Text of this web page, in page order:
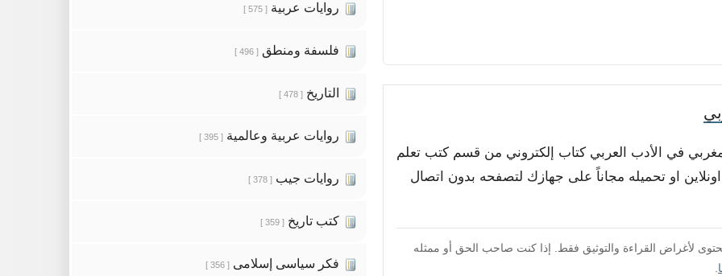
في الأدب العربي كتاب إلكتروني من قسم كتب تعلم
اونلاين او تحميله مجاناً على جهازك لتصفحه بدون اتصال
لأغراض القراءة والتوثيق فقط. إذا كنت صاحب الحق أو ممثله
روايات عربية [ 575 ]
فلسفة ومنطق [ 496 ]
التاريخ [ 478 ]
روايات عربية وعالمية [ 395 ]
روايات جيب [ 378 ]
كتب تاريخ [ 359 ]
فكر سياسى إسلامى [ 356 ]